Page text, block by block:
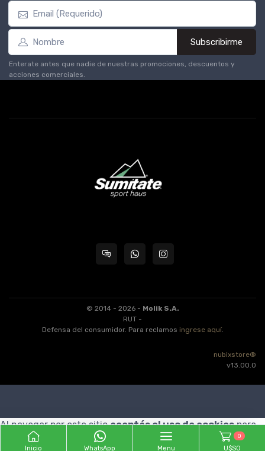
Subscribirme
Enterate antes que nadie de nuestras promociones, descuentos y
acciones comerciales.
© 2014 - 2026 - Molik S.A.
RUT -
Defensa del consumidor. Para reclamos ingrese aquí.
nubixstore®
v13.00.0
Inicio WhatsApp Menu
0
U$S0
Al navegar por este sitioaceptás el uso de cookiespara
agilizar tu experiencia de compra.
ENTENDIDO